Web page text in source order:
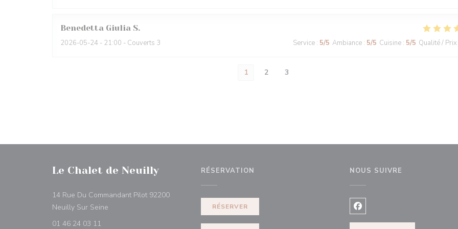
Benedetta Giulia S
2026-05-24 - 21:00 - Couverts 3 Service : 5/5 Ambiance : 5/5 Cuisine : 5/5 Qualité / Prix
1 2 3
Le Chalet de Neuilly
14 Rue Du Commandant Pilot 92200
Neuilly Sur Seine
01 46 24 03 11
RÉSERVATION
RÉSERVER
NOUS SUIVRE
Facebook ((ouvre une